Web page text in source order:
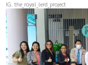
IG. the_royal_lerd_project